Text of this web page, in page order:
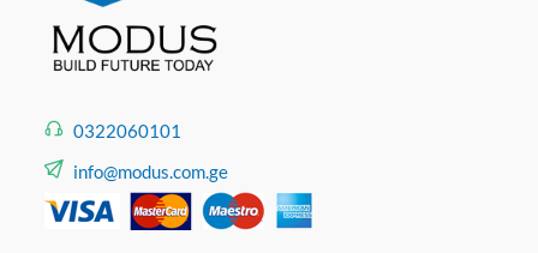
0322060101
info@modus.com.ge